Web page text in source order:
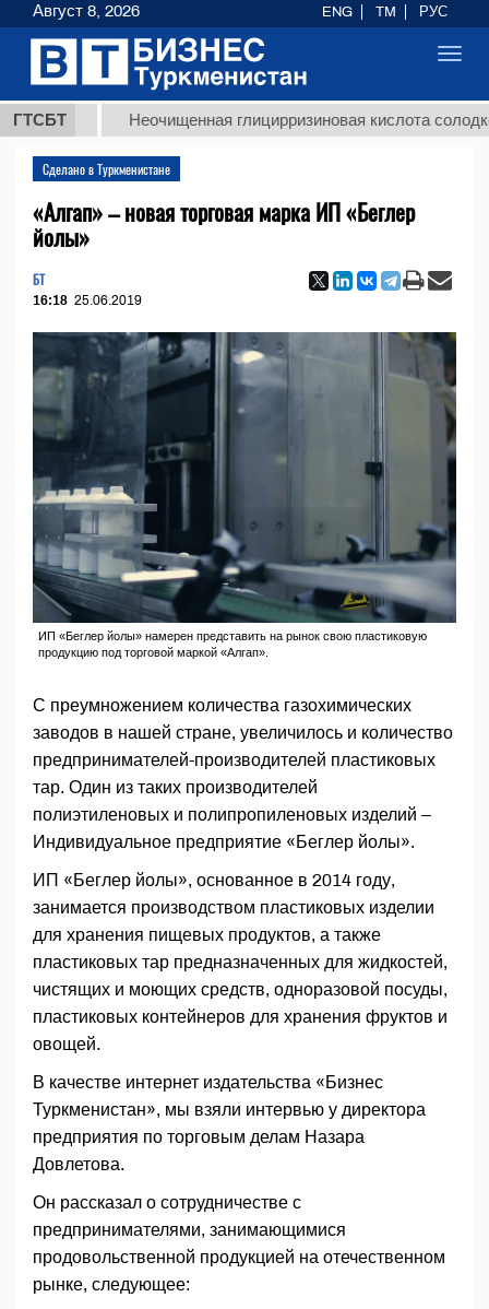
ГТСБТНеочищенная глицирризиновая кислота солодкового
Сделано в Туркменистане
«Алгап» – новая торговая марка ИП «Беглер
йолы»
БТ
16:18 25.06.2019
ИП «Беглер йолы» намерен представить на рынок свою пластиковую
продукцию под торговой маркой «Алгап».
С преумножением количества газохимических
заводов в нашей стране, увеличилось и количество
предпринимателей-производителей пластиковых
тар. Один из таких производителей
полиэтиленовых и полипропиленовых изделий –
Индивидуальное предприятие «Беглер йолы».
ИП «Беглер йолы», основанное в 2014 году,
занимается производством пластиковых изделии
для хранения пищевых продуктов, а также
пластиковых тар предназначенных для жидкостей,
чистящих и моющих средств, одноразовой посуды,
пластиковых контейнеров для хранения фруктов и
овощей.
В качестве интернет издательства «Бизнес
Туркменистан», мы взяли интервью у директора
предприятия по торговым делам Назара
Довлетова.
Он рассказал о сотрудничестве с
предпринимателями, занимающимися
продовольственной продукцией на отечественном
рынке, следующее:
Август 8, 2026 ENG TM РУС